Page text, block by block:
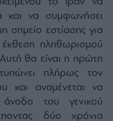
και να συμφωνήσει
σημείο εστίασης για
πληθωρισμού
θα είναι η πρώτη
πλήρως τον
και αναμένεται να
άνοδο του γενικού
δύο χρόνια